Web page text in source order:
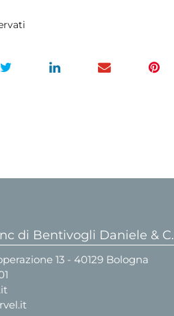
di Bentivogli Daniele & C.
13 - 40129 Bologna